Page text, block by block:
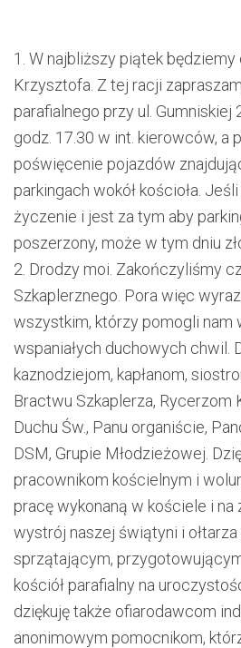
1. W najbliższy piątek będziemy
Krzysztofa. Z tej racji
parafialnego przy ul. Gumniskiej
godz. 17.30 w int. kierowców, a
poświęcenie pojazdów
parkingach wokół kościoła.
życzenie i jest za tym aby
poszerzony, może w tym dniu
2. Drodzy moi. Zakończyliśmy
Szkaplerznego. Pora więc
wszystkim, którzy pomogli nam
wspaniałych duchowych chwil.
kaznodziejom, kapłanom,
Bractwu Szkaplerza, Rycerzom
Duchu Św., Panu organiście,
DSM, Grupie Młodzieżowej .
pracownikom kościelnym i
pracę wykonaną w kościele i na
wystrój naszej świątyni i ołtarza
sprzątającym,
kościół parafialny na
dziękuję także ofiarodawcom
anonimowym pomocnikom,